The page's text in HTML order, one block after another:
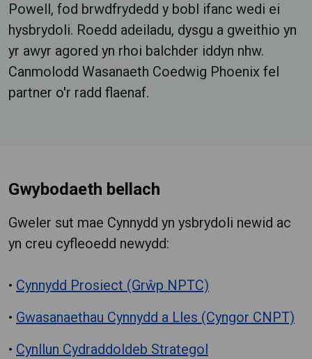
Powell, fod brwdfrydedd y bobl ifanc wedi ei
hysbrydoli. Roedd adeiladu, dysgu a gweithio yn
yr awyr agored yn rhoi balchder iddyn nhw.
Canmolodd Wasanaeth Coedwig Phoenix fel
partner o'r radd flaenaf.
Gwybodaeth bellach
Gweler sut mae Cynnydd yn ysbrydoli newid ac
yn creu cyfleoedd newydd:
• Cynnydd Prosiect (Grŵp NPTC)
• Gwasanaethau Cynnydd a Lles (Cyngor CNPT)
• Cynllun Cydraddoldeb Strategol